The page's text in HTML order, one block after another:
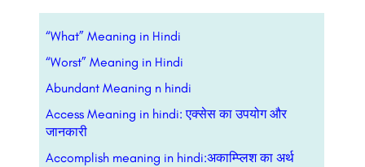
“What” Meaning in Hindi
“Worst” Meaning in Hindi
Abundant Meaning n hindi
Access Meaning in hindi: एक्सेस का उपयोग और
जानकारी
Accomplish meaning in hindi:अकाम्प्लिश का अर्थ